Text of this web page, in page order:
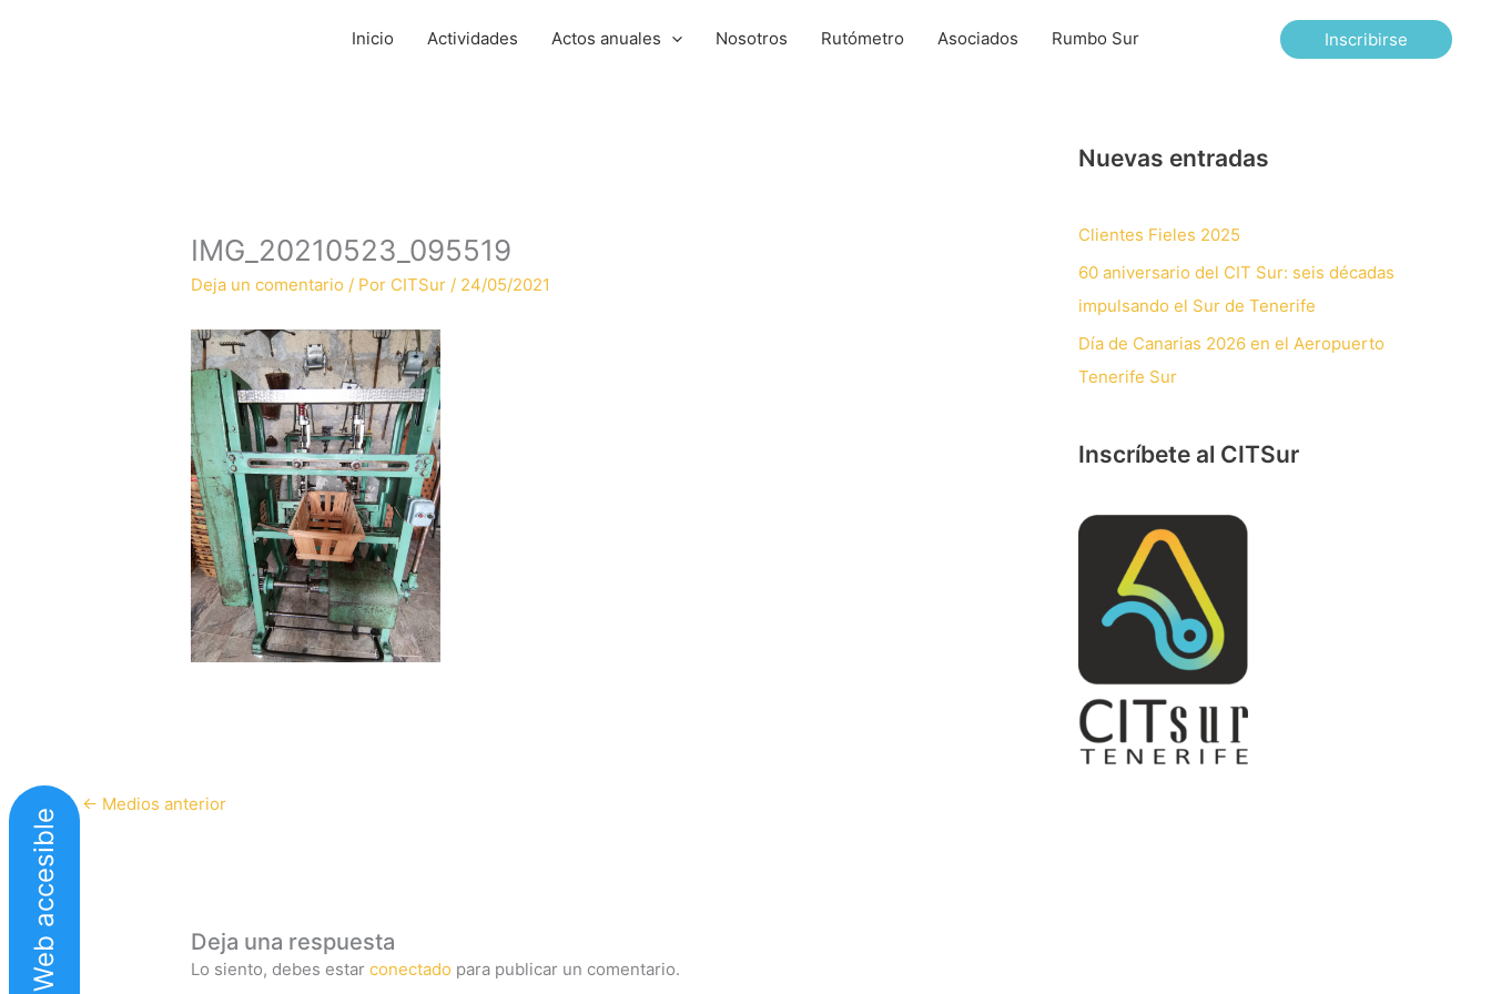
Inicio Actividades Actos anuales Nosotros Rutómetro Asociados Rumbo Sur Inscribirse
IMG_20210523_095519
Deja un comentario / Por CITSur / 24/05/2021
← Medios anterior
Deja una respuesta
Lo siento, debes estarconectado para publicar un comentario.
Nuevas entradas
Clientes Fieles 2025
60 aniversario del CIT Sur: seis décadas
impulsando el Sur de Tenerife
Día de Canarias 2026 en el Aeropuerto
Tenerife Sur
Inscríbete al CITSur
Web accesible